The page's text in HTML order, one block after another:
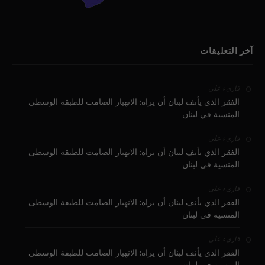
آخر التعليقات
قارىء على
الفقر الذي يأنف لبنان أن يراه: الانهيار الصامت للطبقة الوسطى
المنسية في لبنان
قارىء على
الفقر الذي يأنف لبنان أن يراه: الانهيار الصامت للطبقة الوسطى
المنسية في لبنان
قارىء على
الفقر الذي يأنف لبنان أن يراه: الانهيار الصامت للطبقة الوسطى
المنسية في لبنان
قارىء على
الفقر الذي يأنف لبنان أن يراه: الانهيار الصامت للطبقة الوسطى